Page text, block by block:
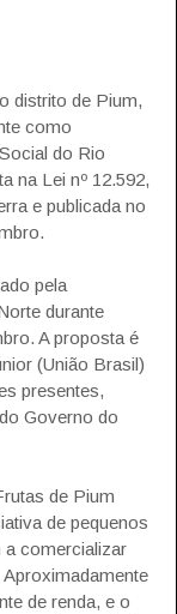
distrito de Pium,
como
do Rio
na Lei nº 12.592,
e publicada no
pela
durante
A proposta é
(União Brasil)
presentes,
Governo do
de Pium
de pequenos
a comercializar
de renda, e o